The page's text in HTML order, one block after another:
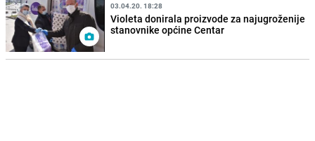
03.04.20. 18:28
Violeta donirala proizvode za najugroženije
stanovnike općine Centar